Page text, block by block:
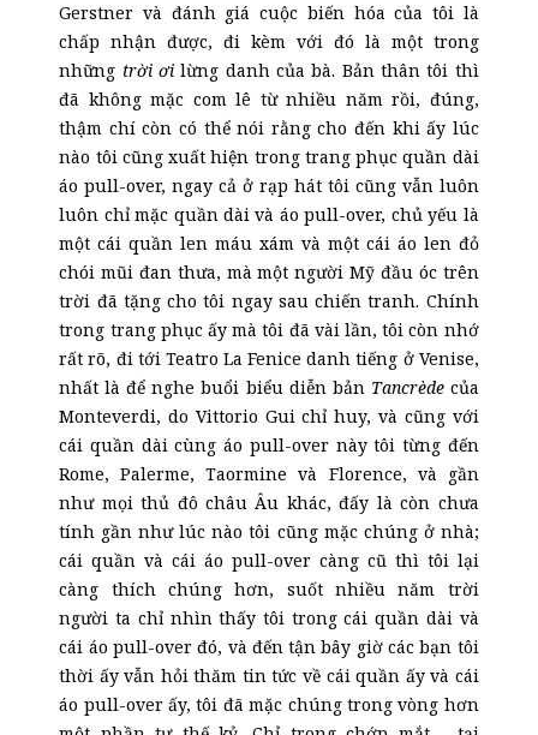
Gerstner và đánh giá cuộc biến hóa của tôi là
chấp nhận được, đi kèm với đó là một trong
những trời ơi lừng danh của bà. Bản thân tôi thì
đã không mặc com lê từ nhiều năm rồi, đúng,
thậm chí còn có thể nói rằng cho đến khi ấy lúc
nào tôi cũng xuất hiện trong trang phục quần dài
áo pull-over, ngay cả ở rạp hát tôi cũng vẫn luôn
luôn chỉ mặc quần dài và áo pull-over, chủ yếu là
một cái quần len máu xám và một cái áo len đỏ
chói mũi đan thưa, mà một người Mỹ đầu óc trên
trời đã tặng cho tôi ngay sau chiến tranh. Chính
trong trang phục ấy mà tôi đã vài lần, tôi còn nhớ
rất rõ, đi tới Teatro La Fenice danh tiếng ở Venise,
nhất là để nghe buổi biểu diễn bản Tancrèdecủa
Monteverdi, do Vittorio Gui chỉ huy, và cũng với
cái quần dài cùng áo pull-over này tôi từng đến
Rome, Palerme, Taormine và Florence, và gần
như mọi thủ đô châu Âu khác, đấy là còn chưa
tính gần như lúc nào tôi cũng mặc chúng ở nhà;
cái quần và cái áo pull-over càng cũ thì tôi lại
càng thích chúng hơn, suốt nhiều năm trời
người ta chỉ nhìn thấy tôi trong cái quần dài và
cái áo pull-over đó, và đến tận bây giờ các bạn tôi
thời ấy vẫn hỏi thăm tin tức về cái quần ấy và cái
áo pull-over ấy, tôi đã mặc chúng trong vòng hơn